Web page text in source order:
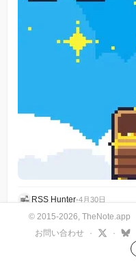
RSS Hunter•4月30日
© 2015-2026, TheNote.app
お問い合わせ
· ·